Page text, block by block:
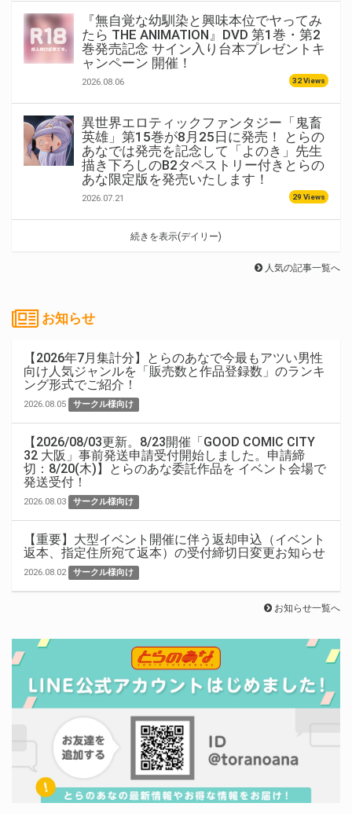
『無自覚な幼馴染と興味本位でヤってみ
たら THE ANIMATION』DVD 第1巻・第2
巻発売記念 サイン入り台本プレゼントキ
ャンペーン 開催！
2026.08.06 32 Views
異世界エロティックファンタジー「鬼畜
英雄」第15巻が8月25日に発売！ とらの
あなでは発売を記念して「よのき」先生
描き下ろしのB2タペストリー付きとらの
あな限定版を発売いたします！
2026.07.21 29 Views
続きを表示(デイリー)
人気の記事一覧へ
お知らせ
【2026年7月集計分】とらのあなで今最もアツい男性
向け人気ジャンルを「販売数と作品登録数」のランキ
ング形式でご紹介！
2026.08.05 サークル様向け
【2026/08/03更新。8/23開催「GOOD COMIC CITY
32 大阪」事前発送申請受付開始しました。申請締
切：8/20(木)】とらのあな委託作品を イベント会場で
発送受付！
2026.08.03 サークル様向け
【重要】大型イベント開催に伴う返却申込（イベント
返本、指定住所宛て返本）の受付締切日変更お知らせ
2026.08.02 サークル様向け
お知らせ一覧へ